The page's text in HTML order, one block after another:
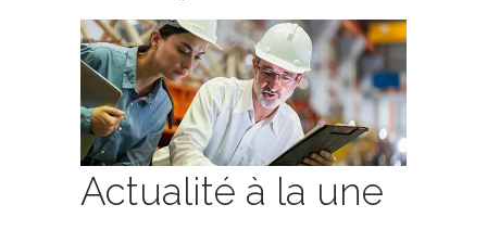
Actualité à la une